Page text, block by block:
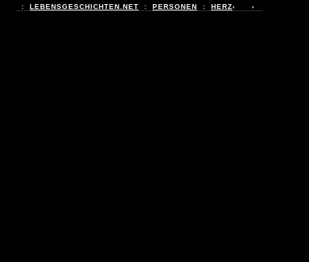
: LEBENSGESCHICHTEN.NET : PERSONEN : HERZ‹ ›